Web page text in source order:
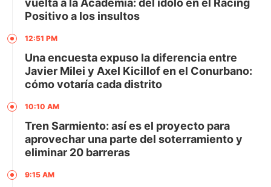
vuelta a la Academia: del ídolo en el Racing
Positivo a los insultos
12:51 PM
Una encuesta expuso la diferencia entre
Javier Milei y Axel Kicillof en el Conurbano:
cómo votaría cada distrito
10:10 AM
Tren Sarmiento: así es el proyecto para
aprovechar una parte del soterramiento y
eliminar 20 barreras
9:15 AM